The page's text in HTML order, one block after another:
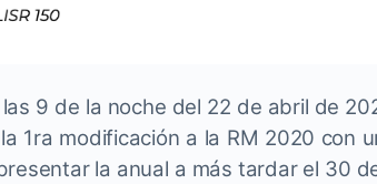
9 de la noche del 22 de abril de
1ra modificación a la RM 2020 con
la anual a más tardar el 30